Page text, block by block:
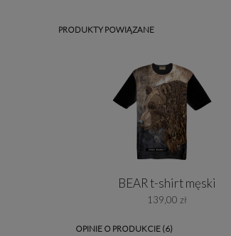
PRODUKTY POWIĄZANE
BEAR t-shirt męski
139,00 zł
OPINIE O PRODUKCIE (6)